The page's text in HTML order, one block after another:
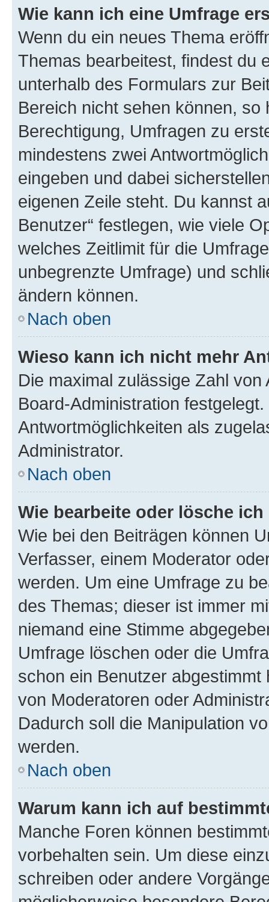
Wie kann ich eine Umfrage
Wenn du ein neues Thema
Themas bearbeitest, findest du
unterhalb des Formulars zur
Bereich nicht sehen können,
Berechtigung, Umfragen zu
mindestens zwei
eingeben und dabei
eigenen Zeile steht. Du kannst
Benutzer“ festlegen, wie viele
welches Zeitlimit für die
unbegrenzte Umfrage) und
ändern können.
Nach oben
Wieso kann ich nicht mehr
Die maximal zulässige Zahl
Board-Administration
Antwortmöglichkeiten als
Administrator.
Nach oben
Wie bearbeite oder lösche
Wie bei den Beiträgen können
Verfasser, einem Moderator
werden. Um eine Umfrage zu
des Themas; dieser ist immer
niemand eine Stimme
Umfrage löschen oder die
schon ein Benutzer
von Moderatoren oder
Dadurch soll die Manipulation
werden.
Nach oben
Warum kann ich auf
Manche Foren können
vorbehalten sein. Um diese
schreiben oder andere